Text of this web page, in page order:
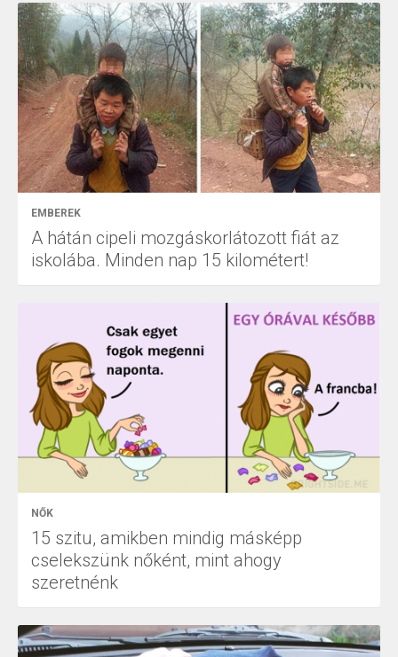
EMBEREK
A hátán cipeli mozgáskorlátozott fiát az
iskolába. Minden nap 15 kilométert!
NŐK
15 szitu, amikben mindig másképp
cselekszünk nőként, mint ahogy
szeretnénk